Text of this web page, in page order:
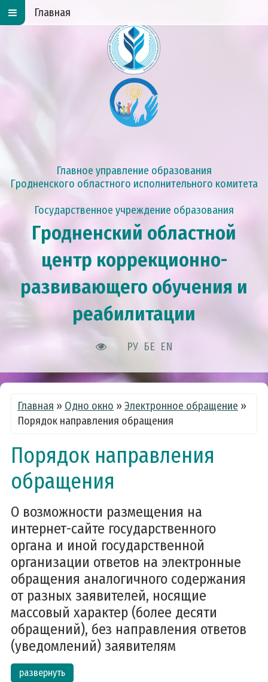
Главное управление образования
Гродненского областного исполнительного комитета
Государственное учреждение образования
Гродненский областной
центр коррекционно-
развивающего обучения и
реабилитации
РУ БЕ EN
Главная
Главная » Одно окно » Электронное обращение »
Порядок направления обращения
Порядок направления
обращения
О возможности размещения на
интернет-сайте государственного
органа и иной государственной
организации ответов на электронные
обращения аналогичного содержания
от разных заявителей, носящие
массовый характер (более десяти
обращений), без направления ответов
(уведомлений) заявителям
развернуть